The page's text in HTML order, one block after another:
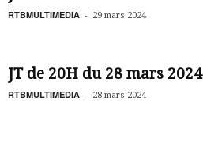
RTBMULTIMEDIA - 29 mars 2024
JT de 20H du 28 mars 2024
RTBMULTIMEDIA - 28 mars 2024